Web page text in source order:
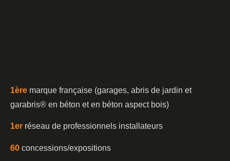
1ère marque française (garages, abris de jardin et
garabris®️ en béton et en béton aspect bois)
1er réseau de professionnels installateurs
60 concessions/expositions